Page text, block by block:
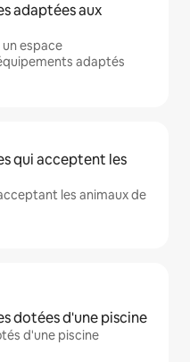
adaptées aux
espace
adaptés
qui acceptent les
les animaux de
dotées d'une piscine
d'une piscine